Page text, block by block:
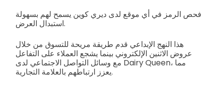
فحص الرمز في أي موقع لدى ديري كوين يسمح لهم بسهولة
استبدال العرض.
هذا النهج الإبداعي قدم طريقة مريحة للتسوق من خلال
عروض الاثنين الإلكتروني بينما يشجع العملاء على التفاعل
مع وسائل التواصل الاجتماعي لدى Dairy Queen، مما
يعزز ارتباطهم بالعلامة التجارية.